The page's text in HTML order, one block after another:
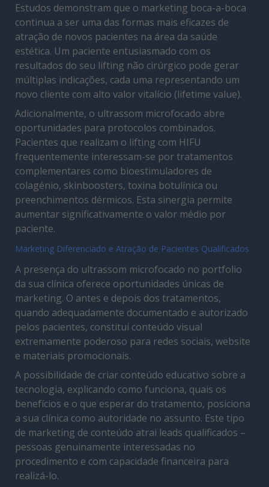
Estudos demonstram que o marketing boca-a-boca
continua a ser uma das formas mais eficazes de
atração de novos pacientes na área da saúde
estética. Um paciente entusiasmado com os
resultados do seu lifting não cirúrgico pode gerar
múltiplas indicações, cada uma representando um
novo cliente com alto valor vitalício (lifetime value).
Adicionalmente, o ultrassom microfocado abre
oportunidades para protocolos combinados.
Pacientes que realizam o lifting com HIFU
frequentemente interessam-se por tratamentos
complementares como bioestimuladores de
colagénio, skinboosters, toxina botulínica ou
preenchimentos dérmicos. Esta sinergia permite
aumentar significativamente o valor médio por
paciente.
Marketing Diferenciado e Atração de Pacientes Qualificados
A presença do ultrassom microfocado no portfolio
da sua clínica oferece oportunidades únicas de
marketing. O antes e depois dos tratamentos,
quando adequadamente documentado e autorizado
pelos pacientes, constitui conteúdo visual
extremamente poderoso para redes sociais, website
e materiais promocionais.
A possibilidade de criar conteúdo educativo sobre a
tecnologia, explicando como funciona, quais os
benefícios e o que esperar do tratamento, posiciona
a sua clínica como autoridade no assunto. Este tipo
de marketing de conteúdo atrai leads qualificados –
pessoas genuinamente interessadas no
procedimento e com capacidade financeira para
realizá-lo.